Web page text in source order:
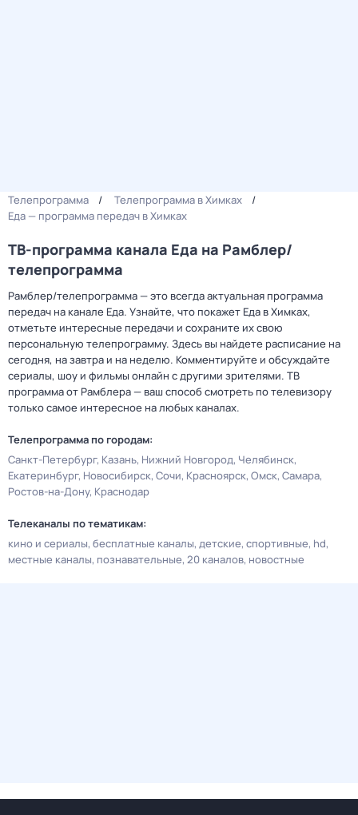
Телепрограмма
Телепрограмма в Химках
Еда — программа передач в Химках
ТВ-программа канала Еда на Рамблер/
телепрограмма
Рамблер/телепрограмма — это всегда актуальная программа
передач на канале Еда. Узнайте, что покажет Еда в Химках,
отметьте интересные передачи и сохраните их свою
персональную телепрограмму. Здесь вы найдете расписание на
сегодня, на завтра и на неделю. Комментируйте и обсуждайте
сериалы, шоу и фильмы онлайн с другими зрителями. ТВ
программа от Рамблера — ваш способ смотреть по телевизору
только самое интересное на любых каналах.
Телепрограмма по городам:
Санкт-Петербург Казань Нижний Новгород Челябинск
Екатеринбург Новосибирск Сочи Красноярск Омск Самара
Ростов-на-Дону Краснодар
Телеканалы по тематикам:
кино и сериалы бесплатные каналы детские спортивные hd
местные каналы познавательные 20 каналов новостные